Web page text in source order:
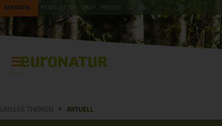
SPENDEN NEWSLETTER SHOP PRESSE EN
UNSERE THEMEN AKTUELL